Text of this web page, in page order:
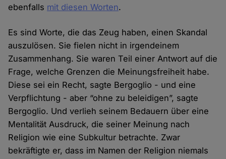
ebenfalls mit diesen Worten.
Es sind Worte, die das Zeug haben, einen Skandal
auszulösen. Sie fielen nicht in irgendeinem
Zusammenhang. Sie waren Teil einer Antwort auf die
Frage, welche Grenzen die Meinungsfreiheit habe.
Diese sei ein Recht, sagte Bergoglio - und eine
Verpflichtung - aber “ohne zu beleidigen”, sagte
Bergoglio. Und verlieh seinem Bedauern über eine
Mentalität Ausdruck, die seiner Meinung nach
Religion wie eine Subkultur betrachte. Zwar
bekräftigte er, dass im Namen der Religion niemals